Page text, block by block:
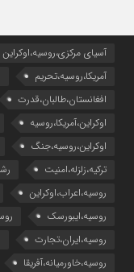
آسیای مرکزی،روسیه،اوکراین
آمریکا،روسیه،تحریم
افغانستان،طالبان،قدرت
اوکراین،آمریکا،روسیه
اوکراین،روسیه،جنگ
ترکیه،زلزله،امنیت
روسیه،اعراب،اوکراین
روسیه،ایبورسک
روسیه،ایران،تجارت
روسیه،خاورمیانه،آفریقا